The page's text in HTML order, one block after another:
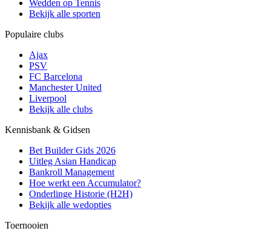
Wedden op Tennis
Bekijk alle sporten
Populaire clubs
Ajax
PSV
FC Barcelona
Manchester United
Liverpool
Bekijk alle clubs
Kennisbank & Gidsen
Bet Builder Gids 2026
Uitleg Asian Handicap
Bankroll Management
Hoe werkt een Accumulator?
Onderlinge Historie (H2H)
Bekijk alle wedopties
Toernooien